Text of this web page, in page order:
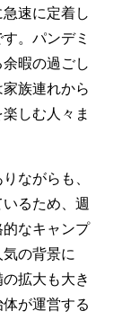
速に定着し
。パンデミ
暇の過ごし
族連れから
しむ人々ま
ながらも、
るため、週
なキャンプ
の背景に
拡大も大き
が運営する